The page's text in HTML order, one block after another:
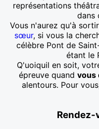
représentations
dans
Vous n'aurez qu'à
sœur, si vous la
célèbre Pont de
étant le
Q'uoiquil en soit,
épreuve quand vous
alentours. Pour
Rendez-